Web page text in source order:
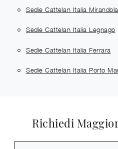
Sedie Cattelan Italia Mirandola
Sedie Cattelan Italia Legnago
Sedie Cattelan Italia Ferrara
Sedie Cattelan Italia Porto
Richiedi